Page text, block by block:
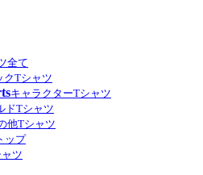
全て
クTシャツ
キャラクターTシャツ
ドTシャツ
他Tシャツ
ップ
ツ